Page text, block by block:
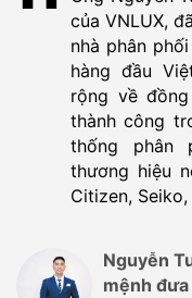
của VNLUX,
nhà phân
hàng đầu
rộng về
thành công
thống phân
thương hiệu
Citizen,
Nguyễn
mệnh